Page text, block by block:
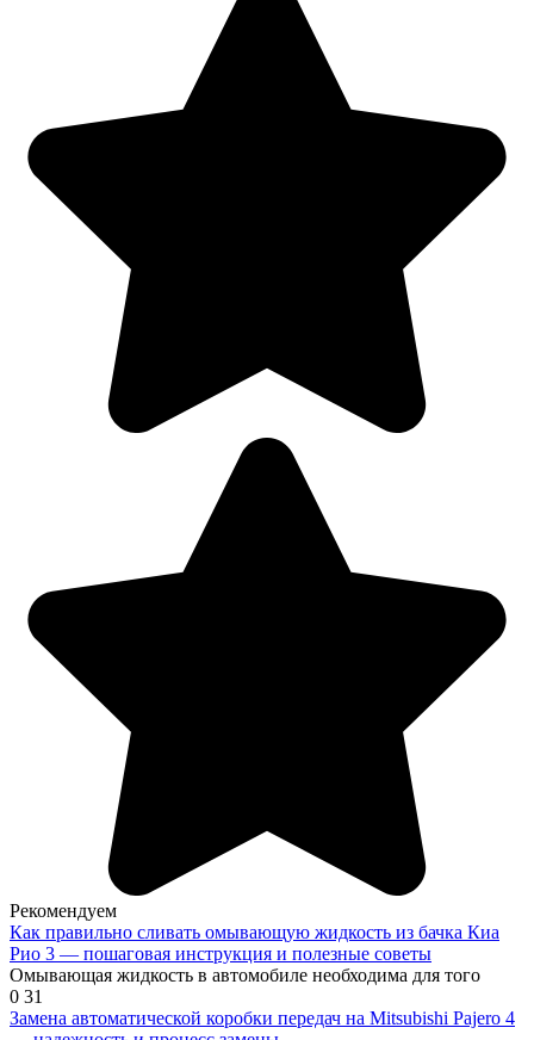
Рекомендуем
Как правильно сливать омывающую жидкость из бачка Киа
Рио 3 — пошаговая инструкция и полезные советы
Омывающая жидкость в автомобиле необходима для того
0 31
Замена автоматической коробки передач на Mitsubishi Pajero 4